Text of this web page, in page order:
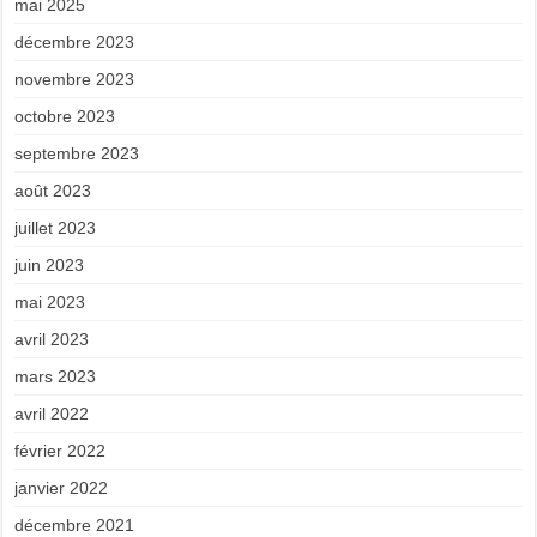
mai 2025
décembre 2023
novembre 2023
octobre 2023
septembre 2023
août 2023
juillet 2023
juin 2023
mai 2023
avril 2023
mars 2023
avril 2022
février 2022
janvier 2022
décembre 2021